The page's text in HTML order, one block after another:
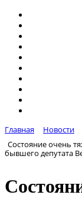
Главная
Новости
Состояние очень
бывшего депутата